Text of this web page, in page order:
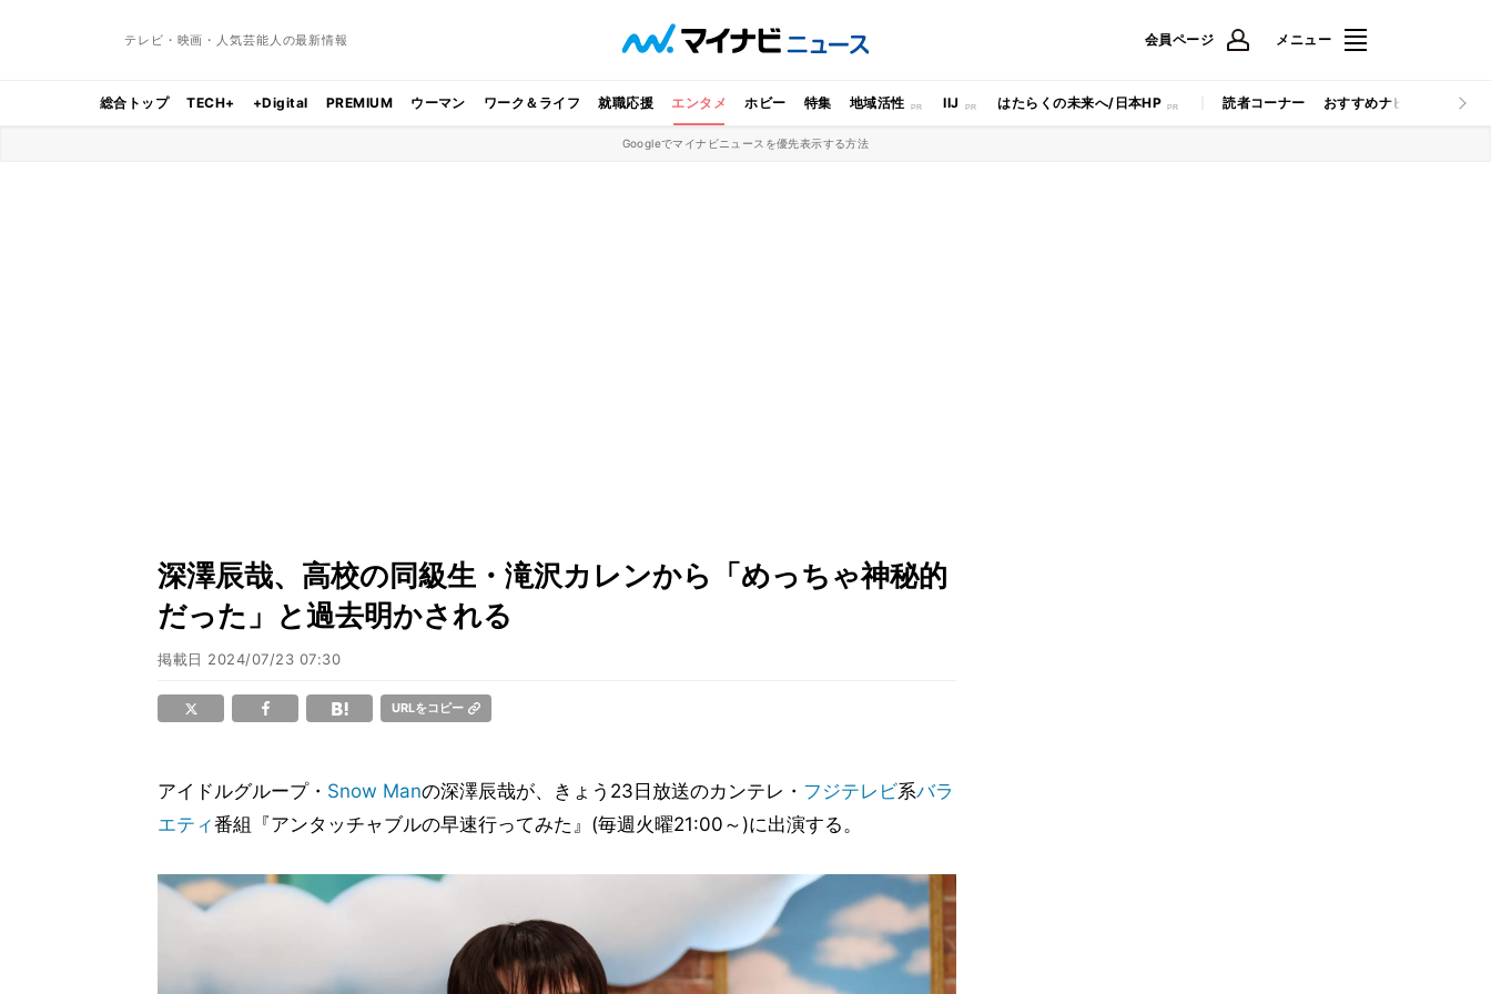
テレビ・映画・人気芸能人の最新情報 会員ページ メニュー
総合トップ TECH+ +Digital PREMIUM ウーマン ワーク＆ライフ 就職応援 エンタメ ホビー 特集 地域活性 IIJ はたらくの未来へ/日本HP 読者コーナー おすすめナビ マイナビ
Googleでマイナビニュースを優先表示する方法
深澤辰哉、高校の同級生・滝沢カレンから「めっちゃ神秘的
だった」と過去明かされる
掲載日 2024/07/23 07:30
URLをコピー
アイドルグループ・ Snow Manの深澤辰哉が、きょう23日放送のカンテレ・ フジテレビ系バラ
エティ番組『アンタッチャブルの早速行ってみた』(毎週火曜21:00～)に出演する。